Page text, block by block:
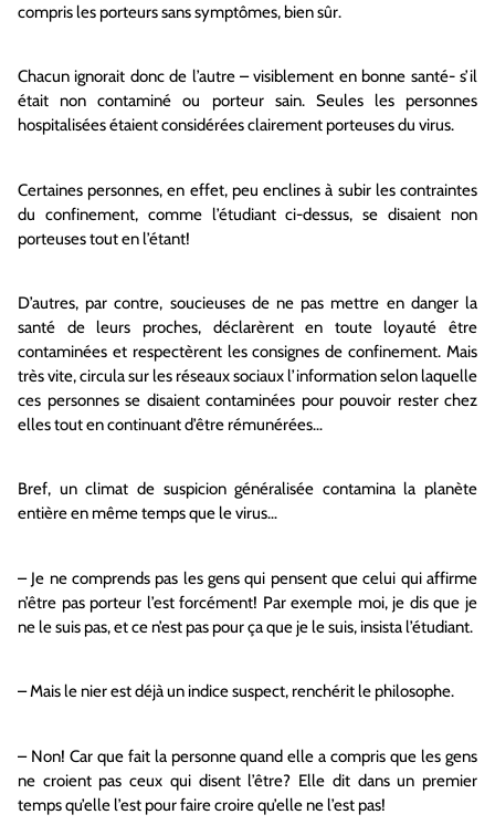
compris les porteurs sans symptômes, bien sûr.
Chacun ignorait donc de l’autre – visiblement en bonne santé- s’il
était non contaminé ou porteur sain. Seules les personnes
hospitalisées étaient considérées clairement porteuses du virus.
Certaines personnes, en effet, peu enclines à subir les contraintes
du confinement, comme l’étudiant ci-dessus, se disaient non
porteuses tout en l’étant!
D’autres, par contre, soucieuses de ne pas mettre en danger la
santé de leurs proches, déclarèrent en toute loyauté être
contaminées et respectèrent les consignes de confinement. Mais
très vite, circula sur les réseaux sociaux l’information selon laquelle
ces personnes se disaient contaminées pour pouvoir rester chez
elles tout en continuant d’être rémunérées…
Bref, un climat de suspicion généralisée contamina la planète
entière en même temps que le virus…
– Je ne comprends pas les gens qui pensent que celui qui affirme
n’être pas porteur l’est forcément! Par exemple moi, je dis que je
ne le suis pas, et ce n’est pas pour ça que je le suis, insista l’étudiant.
– Mais le nier est déjà un indice suspect, renchérit le philosophe.
– Non! Car que fait la personne quand elle a compris que les gens
ne croient pas ceux qui disent l’être? Elle dit dans un premier
temps qu’elle l’est pour faire croire qu’elle ne l’est pas!